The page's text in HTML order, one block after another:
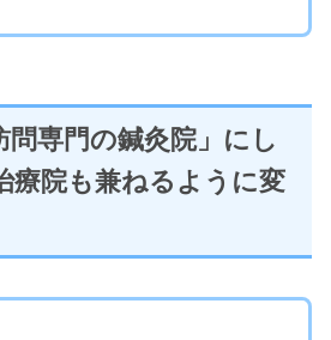
問専門の鍼灸院」にし
療院も兼ねるように変